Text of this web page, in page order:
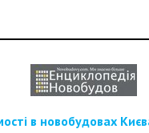
в новобудовах